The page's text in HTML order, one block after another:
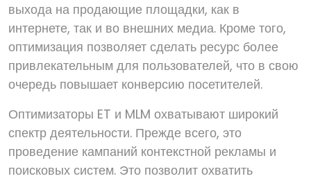
выхода на продающие площадки, как в
интернете, так и во внешних медиа. Кроме того,
оптимизация позволяет сделать ресурс более
привлекательным для пользователей, что в свою
очередь повышает конверсию посетителей.
Оптимизаторы ET и MLM охватывают широкий
спектр деятельности. Прежде всего, это
проведение кампаний контекстной рекламы и
поисковых систем. Это позволит охватить